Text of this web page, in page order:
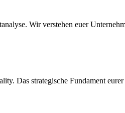
Wir verstehen euer
Das strategische Fundament